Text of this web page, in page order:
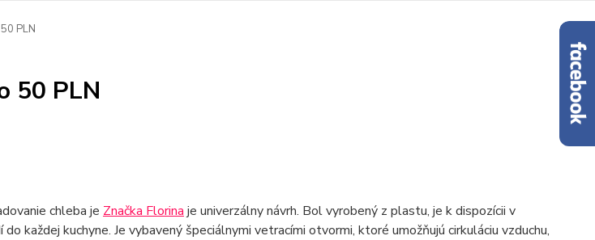
PLN
50 PLN
chleba je Značka Florina je univerzálny návrh. Bol vyrobený z plastu, je k dispozícii v
každej kuchyne. Je vybavený špeciálnymi vetracími otvormi, ktoré umožňujú cirkuláciu vzduchu,